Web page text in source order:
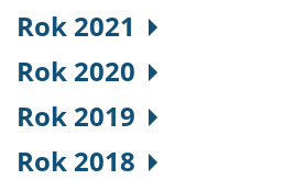
Rok 2021
Rok 2020
Rok 2019
Rok 2018